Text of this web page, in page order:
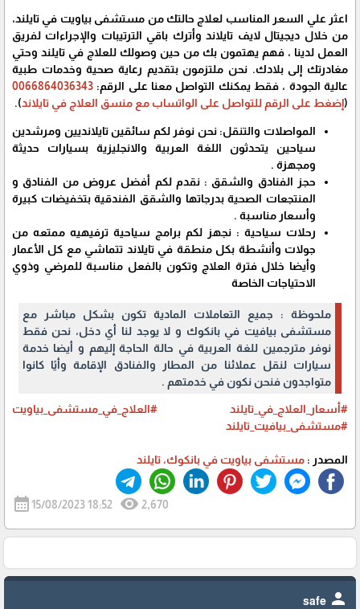
اعثر علي السعر المناسب لعلاج حالتك من مستشفى بياويت في تايلند،
من خلال ديجيتال لايف تايلاند وأترك باقي الترتيبات والإجراءات لفريق
العمل لدينا ، فهم يهتمون بك من حين وصولك للعلاج في تايلند وحتي
مغادرتك إلى بلادك. نحن ملتزمون بتقديم رعاية صحية وخدمات طبية
عالية الجودة ، فقط يمكنك التواصل معنا على الرقم: 0066864036343
(إضغط على الرقم للتواصل على الواتساب مع منسق العلاج في تايلاند).
المواصلات والتنقل: نحن نوفر لكم سائقين تايلانديين ومرشدين
سياحين يتحدثون اللغة العربية والانجليزية بسيارات حديثة
ومجهزة .
حجز الفنادق والشقق : نقدم لكم أفضل عروض من الفنادق و
المنتجعات الصحية بدرجاتها والشقق الفندقية بتخفيضات كبيرة
وأسعار مناسبة .
رحلات سياحية : نجهز لكم برامج سياحية ترفيهيه ممتعه من
جولات وأنشطة بكل منطقة في تايلاند تتماشي مع كل الأعمار
وأيضا خلال فترة العلاج وتكون بالفعل مناسبة للمرضي وذوي
الاحتياجات الخاصة
ملحوظة : جميع التعاملات المادية تكون بشكل مباشر مع
مستشفى بيافيت في بانكوك و لا يوجد لنا أي دخل، نحن فقط
نوفر مترجمين للغة العربية في حالة الحاجة إليهم و أيضا خدمة
سيارات لنقل عملائنا من المطار والفنادق الإقامة وأيًا كانوا
متواجدون فنحن نكون في خدمتهم .
#أسعار_العلاج_في_تايلند
#العلاج_في_مستشفى_بياويت
#مستشفى_بيافيت_تايلند
المصدر : مستشفى بياويت في بانكوك، تايلند
calendar_month 15/08/2023 18:52 visibility 2,670
person